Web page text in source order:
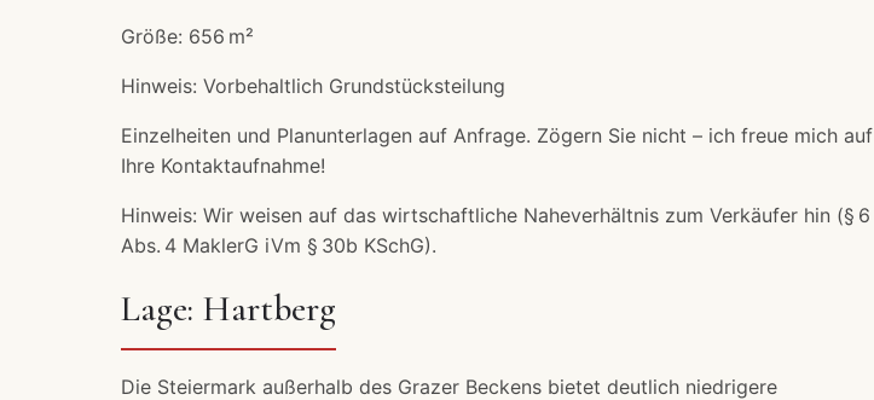
Größe: 656 m²
Hinweis: Vorbehaltlich Grundstücksteilung
Einzelheiten und Planunterlagen auf Anfrage. Zögern Sie nicht – ich freue mich auf
Ihre Kontaktaufnahme!
Hinweis: Wir weisen auf das wirtschaftliche Naheverhältnis zum Verkäufer hin (§ 6
Abs. 4 MaklerG iVm § 30b KSchG).
Lage: Hartberg
Die Steiermark außerhalb des Grazer Beckens bietet deutlich niedrigere